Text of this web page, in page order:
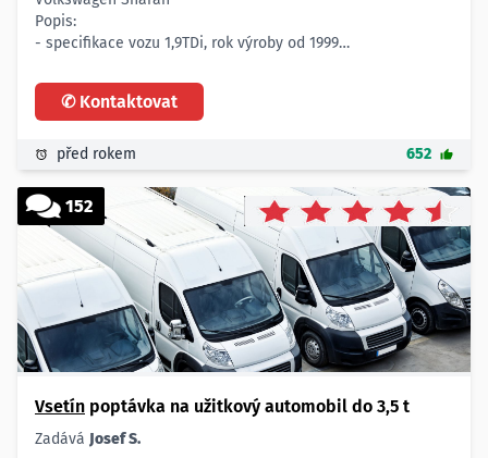
Popis:
- specifikace vozu 1,9TDi, rok výroby od 1999
- Vsetín
Cena:
Prosím o cenové nabídky.
✆ Kontaktovat
před rokem 652
152
Vsetín poptávka na užitkový automobil do 3,5 t
Zadává Josef S.